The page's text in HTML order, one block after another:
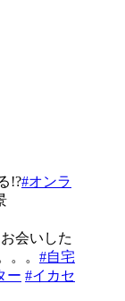
!?#オンラ
会いした
。。 #自宅
ー #イカセ